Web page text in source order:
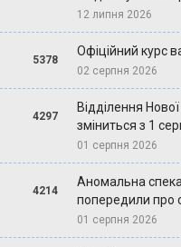
12 липня 2026
5378
Офіційний курс
02 серпня 2026
4297
Відділення
зміниться з 1
01 серпня 2026
4214
Аномальна
попередили про
01 серпня 2026